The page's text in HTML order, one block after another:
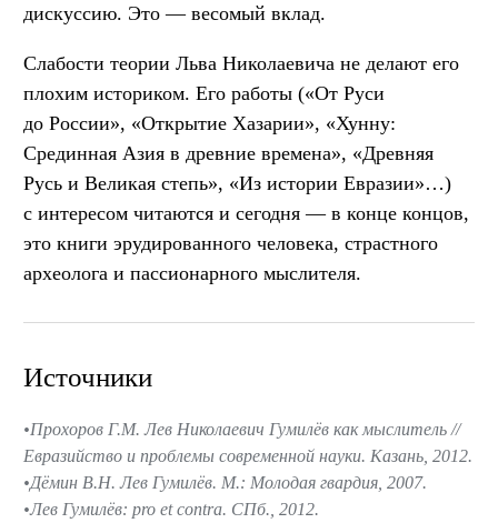
дискуссию. Это — весомый вклад.
Слабости теории Льва Николаевича не делают его
плохим историком. Его работы («От Руси
до России», «Открытие Хазарии», «Хунну:
Срединная Азия в древние времена», «Древняя
Русь и Великая степь», «Из истории Евразии»…)
с интересом читаются и сегодня — в конце концов,
это книги эрудированного человека, страстного
археолога и пассионарного мыслителя.
Источники
Прохоров Г.М. Лев Николаевич Гумилёв как мыслитель //
Евразийство и проблемы современной науки. Казань, 2012.
Дёмин В.Н. Лев Гумилёв. М.: Молодая гвардия, 2007.
Лев Гумилёв: pro et contra. СПб., 2012.